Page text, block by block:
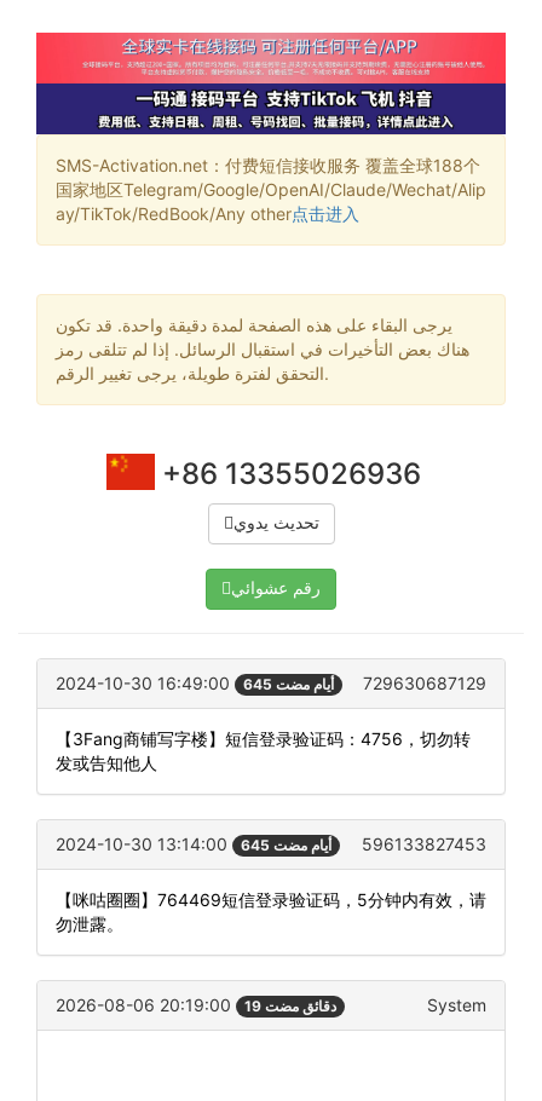
SMS-Activation.net：付费短信接收服务 覆盖全球188个
国家地区Telegram/Google/OpenAI/Claude/Wechat/Alip
ay/TikTok/RedBook/Any other点击进入
يرجى البقاء على هذه الصفحة لمدة دقيقة واحدة. قد تكون
هناك بعض التأخيرات في استقبال الرسائل. إذا لم تتلقى رمز
التحقق لفترة طويلة، يرجى تغيير الرقم.
+86 13355026936
تحديث يدوي
رقم عشوائي
2024-10-30 16:49:00 645 أيام مضت 729630687129
【3Fang商铺写字楼】短信登录验证码：4756，切勿转
发或告知他人
2024-10-30 13:14:00 645 أيام مضت 596133827453
【咪咕圈圈】764469短信登录验证码，5分钟内有效，请
勿泄露。
2026-08-06 20:19:00 19 دقائق مضت System